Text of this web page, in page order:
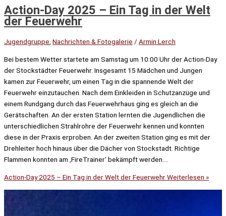
Action-Day 2025 – Ein Tag in der Welt
der Feuerwehr
Jugendgruppe Nachrichten & Fotogalerie / Armin Lerch
Bei bestem Wetter startete am Samstag um 10:00 Uhr der Action-Day
der Stockstädter Feuerwehr. Insgesamt 15 Mädchen und Jungen
kamen zur Feuerwehr, um einen Tag in die spannende Welt der
Feuerwehr einzutauchen. Nach dem Einkleiden in Schutzanzüge und
einem Rundgang durch das Feuerwehrhaus ging es gleich an die
Gerätschaften. An der ersten Station lernten die Jugendlichen die
unterschiedlichen Strahlrohre der Feuerwehr kennen und konnten
diese in der Praxis erproben. An der zweiten Station ging es mit der
Drehleiter hoch hinaus über die Dächer von Stockstadt. Richtige
Flammen konnten am ‚FireTrainer‘ bekämpft werden….
Action-Day 2025 – Ein Tag in der Welt der FeuerwehrWeiterlesen »